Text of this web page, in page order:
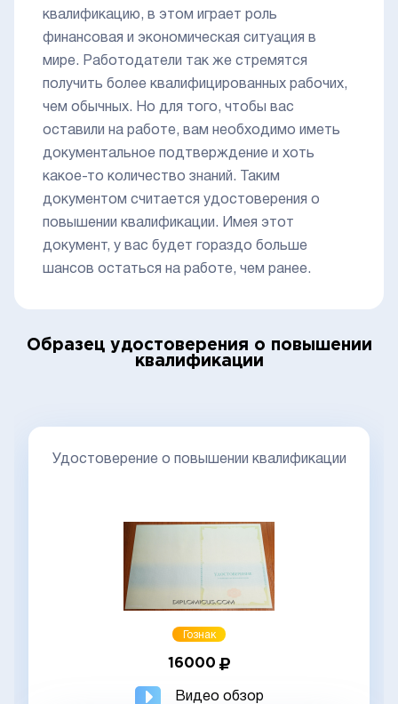
квалификацию, в этом играет роль
финансовая и экономическая ситуация в
мире. Работодатели так же стремятся
получить более квалифицированных рабочих,
чем обычных. Но для того, чтобы вас
оставили на работе, вам необходимо иметь
документальное подтверждение и хоть
какое-то количество знаний. Таким
документом считается удостоверения о
повышении квалификации. Имея этот
документ, у вас будет гораздо больше
шансов остаться на работе, чем ранее.
Образец удостоверения о повышении
квалификации
Удостоверение о повышении квалификации
Гознак
16000
Видео обзор